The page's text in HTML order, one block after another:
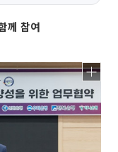
께 참여